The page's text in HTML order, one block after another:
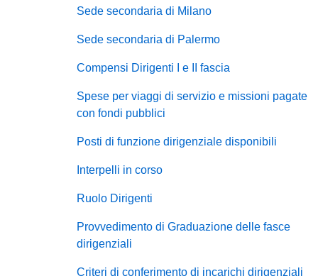
Sede secondaria di Milano
Sede secondaria di Palermo
Compensi Dirigenti I e II fascia
Spese per viaggi di servizio e missioni pagate
con fondi pubblici
Posti di funzione dirigenziale disponibili
Interpelli in corso
Ruolo Dirigenti
Provvedimento di Graduazione delle fasce
dirigenziali
Criteri di conferimento di incarichi dirigenziali